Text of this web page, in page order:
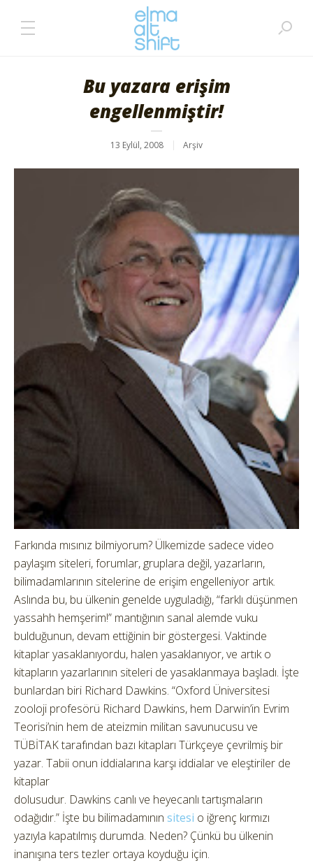
Bu yazara erişim
engellenmiştir!
13 Eylül, 2008 Arşiv
Farkında mısınız bilmiyorum? Ülkemizde sadece video
paylaşım siteleri, forumlar, gruplara değil, yazarların,
bilimadamlarının sitelerine de erişim engelleniyor artık.
Aslında bu, bu ülkenin genelde uyguladığı, “farklı düşünmen
yassahh hemşerim!” mantığının sanal alemde vuku
bulduğunun, devam ettiğinin bir göstergesi. Vaktinde
kitaplar yasaklanıyordu, halen yasaklanıyor, ve artık o
kitapların yazarlarının siteleri de yasaklanmaya başladı. İşte
bunlardan biri Richard Dawkins. “Oxford Üniversitesi
zooloji profesörü Richard Dawkins, hem Darwin’in Evrim
Teorisi’nin hem de ateizmin militan savunucusu ve
TÜBİTAK tarafından bazı kitapları Türkçeye çevrilmiş bir
yazar. Tabii onun iddialarına karşı iddialar ve eleştiriler de
kitaplar
dolusudur. Dawkins canlı ve heyecanlı tartışmaların
odağıdır.” İşte bu bilimadamının sitesi o iğrenç kırmızı
yazıyla kapatılmış durumda. Neden? Çünkü bu ülkenin
inanışına ters tezler ortaya koyduğu için.